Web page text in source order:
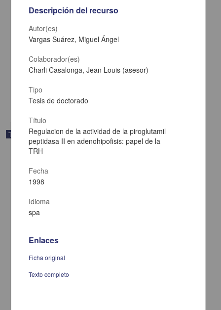
García Jimenez, Juan Antonio
Trabajo de grado
De medico, poeta y loco ...: aproximacion a las estrategias
Descripción del recurso
Autor(es)
Vargas Suárez, Miguel Ángel
Colaborador(es)
Charli Casalonga, Jean Louis (asesor)
Tipo
Tesis de doctorado
Título
Regulacion de la actividad de la piroglutamil
peptidasa II en adenohipofisis: papel de la
TRH
Fecha
1998
Idioma
spa
Enlaces
Ficha original
Texto completo